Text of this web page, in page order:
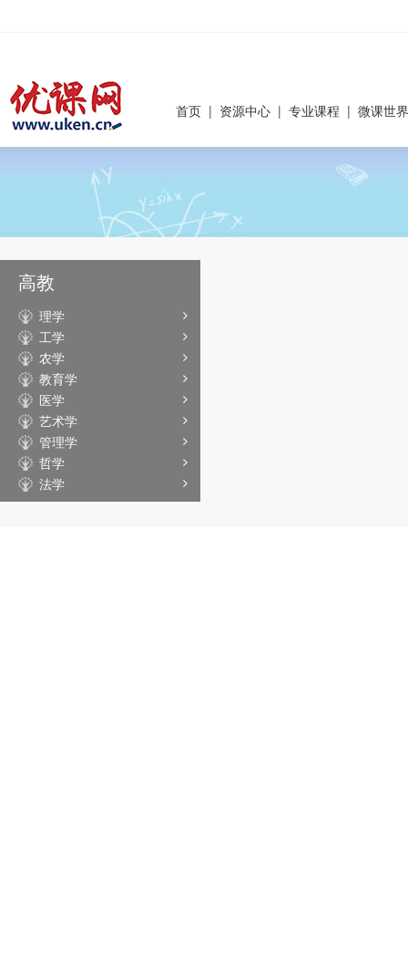
首页 | 资源中心 | 专业课程 | 微课世界
高教
理学
工学
农学
教育学
医学
艺术学
管理学
哲学
法学
文学